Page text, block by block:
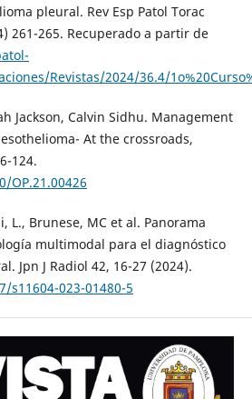
pleural. Rev Esp Patol Torac
261-265. Recuperado a partir de
Revistas/2024/36.4/
Jackson, Calvin Sidhu. Management
At the crossroads,
124.
OP.21.00426
L., Brunese, MC et al. Panorama
multimodal para el diagnóstico
Jpn J Radiol 42, 16-27 (2024).
023-01480-5